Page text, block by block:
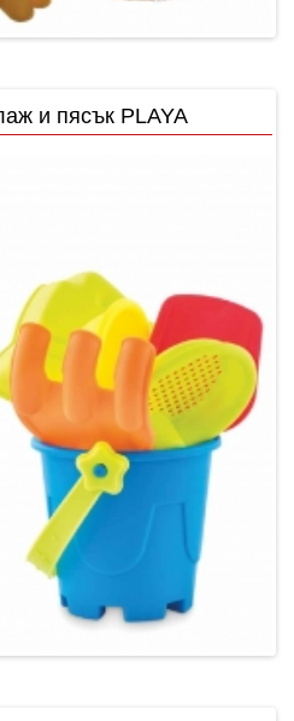
и пясък PLAYA